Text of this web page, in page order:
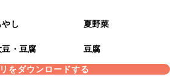
やし 夏野菜
豆・豆腐
豆腐
をダウンロードする